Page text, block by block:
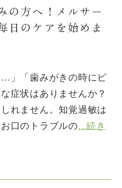
の方へ！メルサー
日のケアを始めま
…」「歯みがきの時にピ
症状はありませんか？
れません。知覚過敏は
口のトラブルの...続き